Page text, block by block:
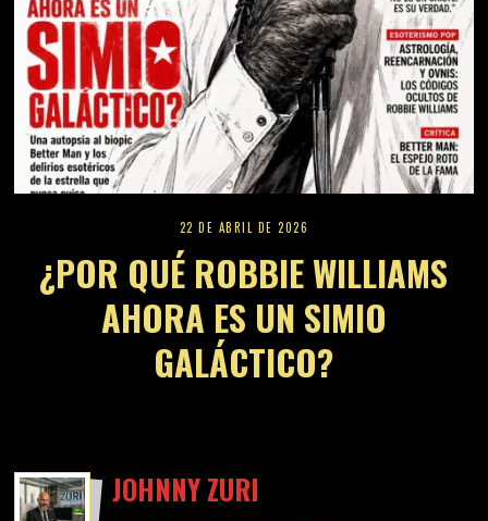
22 DE ABRIL DE 2026
¿POR QUÉ ROBBIE WILLIAMS
AHORA ES UN SIMIO
GALÁCTICO?
JOHNNY ZURI